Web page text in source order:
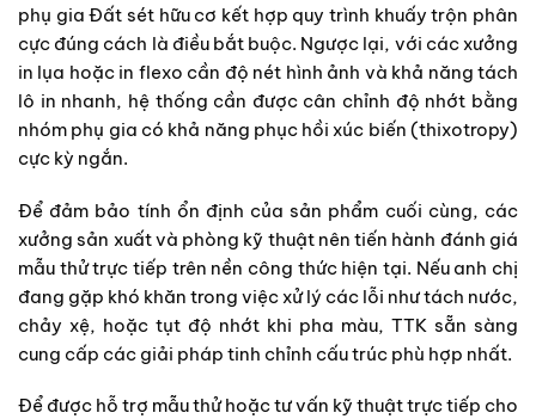
phụ gia Đất sét hữu cơ kết hợp quy trình khuấy trộn phân
cực đúng cách là điều bắt buộc. Ngược lại, với các xưởng
in lụa hoặc in flexo cần độ nét hình ảnh và khả năng tách
lô in nhanh, hệ thống cần được cân chỉnh độ nhớt bằng
nhóm phụ gia có khả năng phục hồi xúc biến (thixotropy)
cực kỳ ngắn.
Để đảm bảo tính ổn định của sản phẩm cuối cùng, các
xưởng sản xuất và phòng kỹ thuật nên tiến hành đánh giá
mẫu thử trực tiếp trên nền công thức hiện tại. Nếu anh chị
đang gặp khó khăn trong việc xử lý các lỗi như tách nước,
chảy xệ, hoặc tụt độ nhớt khi pha màu, TTK sẵn sàng
cung cấp các giải pháp tinh chỉnh cấu trúc phù hợp nhất.
Để được hỗ trợ mẫu thử hoặc tư vấn kỹ thuật trực tiếp cho